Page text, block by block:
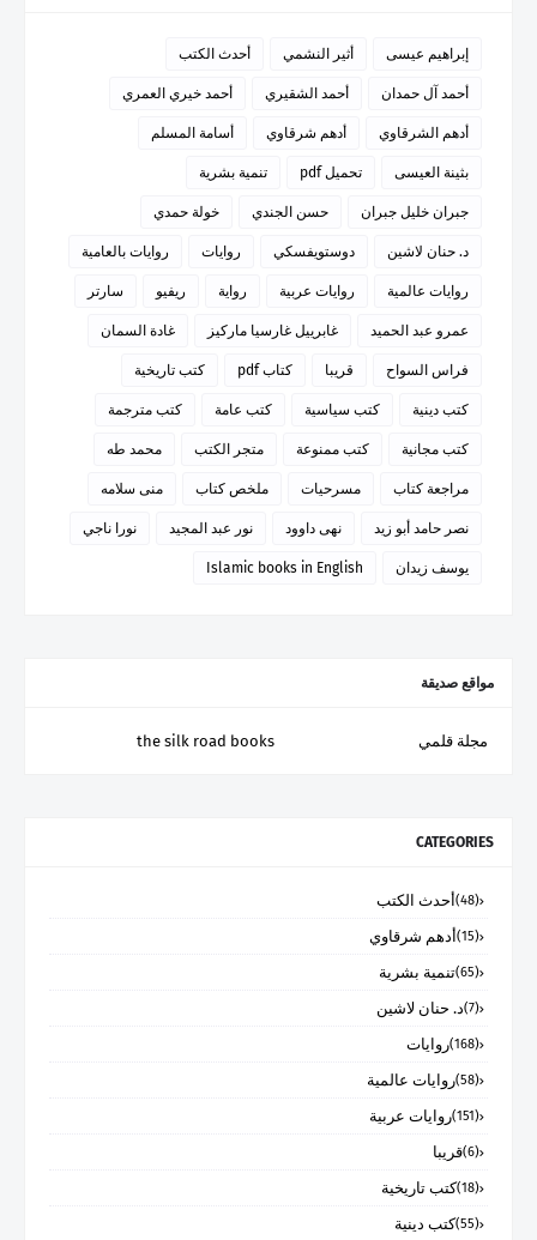
إبراهيم عيسى أثير النشمي أحدث الكتب
أحمد آل حمدان أحمد الشقيري أحمد خيري العمري
أدهم الشرقاوي أدهم شرقاوي أسامة المسلم
بثينة العيسى تحميل pdf تنمية بشرية
جبران خليل جبران حسن الجندي خولة حمدي
د. حنان لاشين دوستويفسكي روايات روايات بالعامية
روايات عالمية روايات عربية رواية ريفيو سارتر
عمرو عبد الحميد غابرييل غارسيا ماركيز غادة السمان
فراس السواح قريبا كتاب pdf كتب تاريخية
كتب دينية كتب سياسية كتب عامة كتب مترجمة
كتب مجانية كتب ممنوعة متجر الكتب محمد طه
مراجعة كتاب مسرحيات ملخص كتاب منى سلامه
نصر حامد أبو زيد نهى داوود نور عبد المجيد نورا ناجي
يوسف زيدان Islamic books in English
مواقع صديقة
مجلة قلمي the silk road books
CATEGORIES
أحدث الكتب (48)
أدهم شرقاوي (15)
تنمية بشرية (65)
د. حنان لاشين (7)
روايات (168)
روايات عالمية (58)
روايات عربية (151)
قريبا (6)
كتب تاريخية (18)
كتب دينية (55)